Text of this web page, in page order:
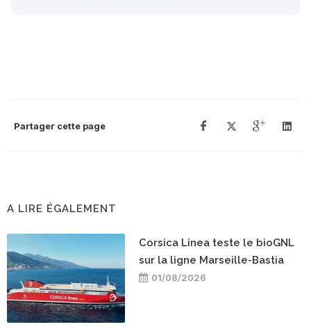
Partager cette page
A LIRE ÉGALEMENT
Corsica Linea teste le bioGNL
sur la ligne Marseille-Bastia
01/08/2026